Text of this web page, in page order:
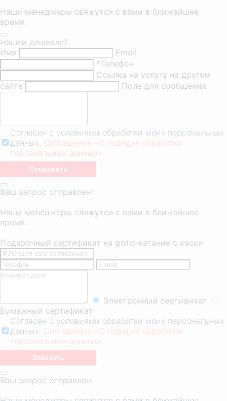
Наши менеджеры свяжутся с вами в ближайшее
время.
Нашли дешевле?
Имя
Email
*Телефон
Ссылка на услугу на другом
сайте
Поле для сообщения
Согласен с условиями обработки моих персональных
данных. Соглашение «О порядке обработки
персональных данных»
Ваш запрос отправлен!
Наши менеджеры свяжутся с вами в ближайшее
время.
Подарочный сертификат на фото-катание с хаски
Электронный сертификат
Бумажный сертификат
Согласен с условиями обработки моих персональных
данных. Соглашение «О порядке обработки
персональных данных»
Ваш запрос отправлен!